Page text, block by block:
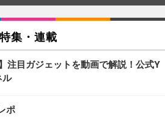
特集・連載
注目ガジェットを動画で解説！公式Y
ル
ポ